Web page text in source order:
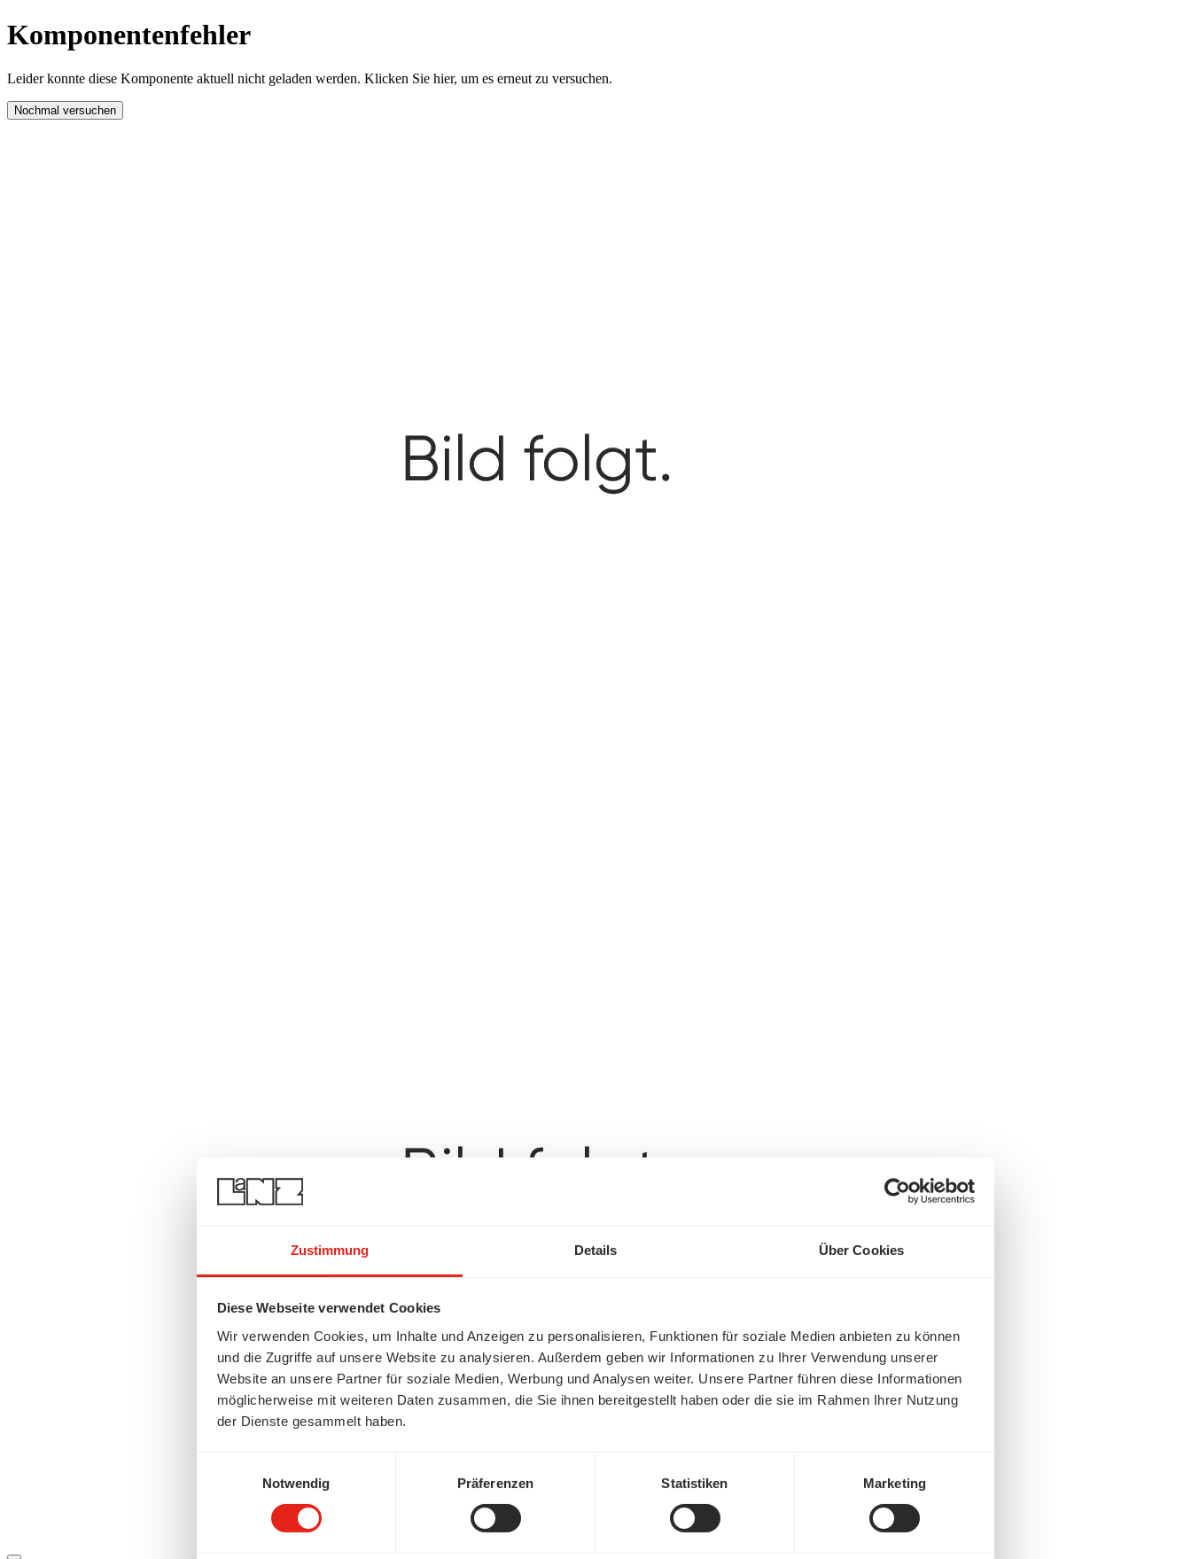
Zustimmung Details Über Cookies
Diese Webseite verwendet Cookies
Wir verwenden Cookies, um Inhalte und Anzeigen zu personalisieren, Funktionen für soziale Medien anbieten zu können
und die Zugriffe auf unsere Website zu analysieren. Außerdem geben wir Informationen zu Ihrer Verwendung unserer
Website an unsere Partner für soziale Medien, Werbung und Analysen weiter. Unsere Partner führen diese Informationen
möglicherweise mit weiteren Daten zusammen, die Sie ihnen bereitgestellt haben oder die sie im Rahmen Ihrer Nutzung
der Dienste gesammelt haben.
Notwendig
Präferenzen Statistiken Marketing
Komponentenfehler
Leider konnte diese Komponente aktuell nicht geladen werden. Klicken Sie hier, um es erneut zu versuchen.
Nochmal versuchen